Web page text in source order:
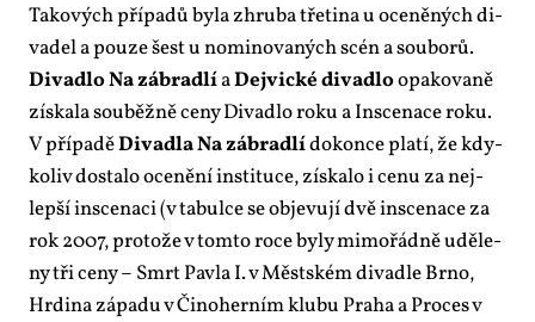
Ta­ko­vých pří­pa­dů by­la zhru­ba tře­ti­na u oce­ně­ných di­
va­del a pou­ze šest u no­mi­no­va­ných scén a sou­bo­rů.
Di­va­dlo Na zá­brad­líaDej­vic­ké di­va­dloopa­ko­va­ně
zís­ka­la sou­běž­ně ce­ny Di­va­dlo roku a In­sce­na­ce roku.
V pří­pa­děDi­va­dla Na zá­brad­lído­kon­ce pla­tí, že kdy­
ko­liv do­sta­lo oce­ně­ní in­sti­tu­ce, zís­ka­lo i ce­nu za nej­
lep­ší in­sce­na­ci (v ta­bul­ce se ob­je­vu­jí dvě in­sce­na­ce za
rok 2007, pro­to­že v tom­to ro­ce by­ly mi­mo­řád­ně udě­le­
ny tři ce­ny – Smrt Pav­la I. v Měst­ském di­va­dle Br­no,
Hr­di­na zá­pa­du v Či­no­her­ním klu­bu Pra­ha a Pro­ces v